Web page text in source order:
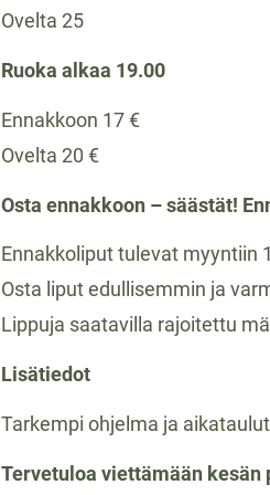
Ovelta 25
Ruoka alkaa 19.00
Ennakkoon 17 €
Ovelta 20 €
Osta ennakkoon – säästät!
Ennakkoliput tulevat myyntiin
Osta liput edullisemmin ja
Lippuja saatavilla rajoitettu
Lisätiedot
Tarkempi ohjelma ja
Tervetuloa viettämään kesän